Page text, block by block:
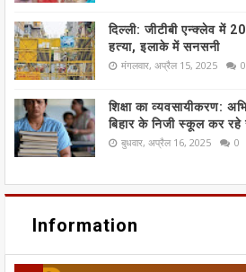
दिल्ली: जीटीबी एन्क्लेव में
हत्या, इलाके में सनसनी
मंगलवार, अप्रैल 15, 2025 0
शिक्षा का व्यवसायीकरण:
बिहार के निजी स्कूल कर
बुधवार, अप्रैल 16, 2025 0
Information